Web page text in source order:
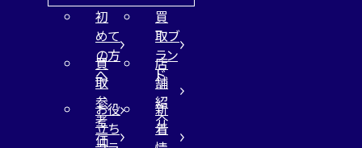
初
めて
の方
へ
買
取ブ
ラン
ド
買
取
参
考
価
店
舗
紹
介
お役
立ち
新
着